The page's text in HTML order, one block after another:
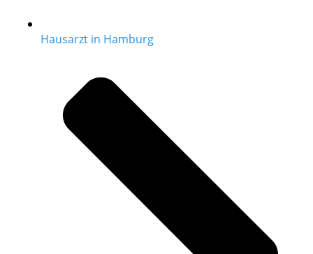
Hausarzt in Hamburg